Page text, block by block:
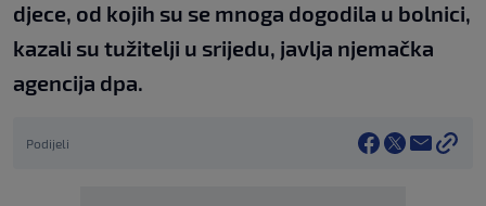
djece, od kojih su se mnoga dogodila u bolnici,
kazali su tužitelji u srijedu, javlja njemačka
agencija dpa.
Podijeli